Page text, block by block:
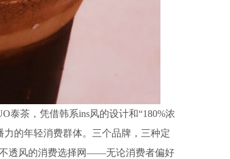
茶，凭借韩系ins风的设计和“180%浓
的年轻消费群体。三个品牌，三种定
透风的消费选择网——无论消费者偏好